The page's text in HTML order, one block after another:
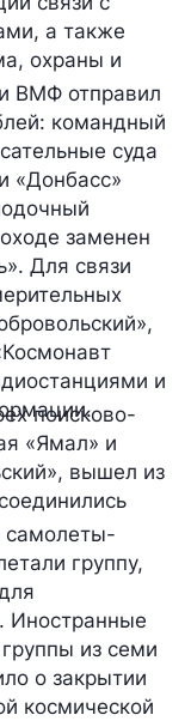
а также
охраны и
ВМФ отправил
командный
суда
«Донбасс»
заменен
Для связи
и
поисково-
«Ямал» и
вышел из
самолеты-
группу,
Иностранные
из семи
о закрытии
космической